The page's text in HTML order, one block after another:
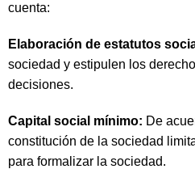
cuenta:
Elaboración de estatutos
sociedad y estipulen los
decisiones.
Capital social mínimo: De
constitución de la sociedad
para formalizar la sociedad.